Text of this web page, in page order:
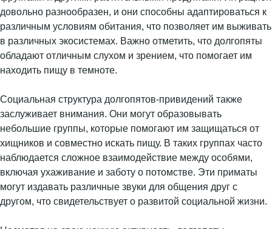
довольно разнообразен, и они способны адаптироваться к
различным условиям обитания, что позволяет им выживать
в различных экосистемах. Важно отметить, что долгопяты
обладают отличным слухом и зрением, что помогает им
находить пищу в темноте.
Социальная структура долгопятов-привидений также
заслуживает внимания. Они могут образовывать
небольшие группы, которые помогают им защищаться от
хищников и совместно искать пищу. В таких группах часто
наблюдается сложное взаимодействие между особями,
включая ухаживание и заботу о потомстве. Эти приматы
могут издавать различные звуки для общения друг с
другом, что свидетельствует о развитой социальной жизни.